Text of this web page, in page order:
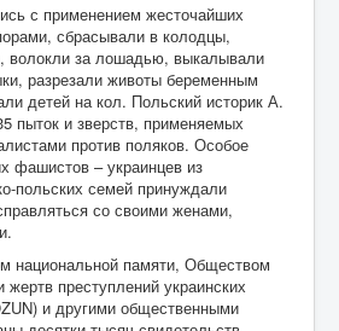
с применением жесточайших
сбрасывали в колодцы,
волокли за лошадью, выкалывали
разрезали животы беременным
детей на кол. Польский историк А.
пыток и зверств, применяемых
против поляков. Особое
фашистов – украинцев из
польских семей принуждали
со своими женами,
национальной памяти, Обществом
жертв преступлений украинских
и другими общественными